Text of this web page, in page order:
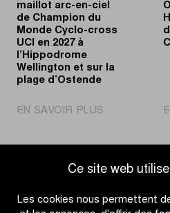
Ce site web
Les cookies nous permettent
maillot arc-en-ciel
de Champion du
Monde Cyclo-cross
UCI en 2027 à
l’Hippodrome
Wellington et sur la
plage d’Ostende
EN SAVOIR PLUS
maillot
en-